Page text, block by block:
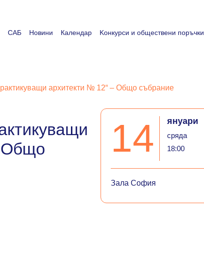
САБ Новини Календар Koнкурси и обществени поръчки
архитекти № 12“ – Общо събрание
Общо
14 януари
сряда
18:00
Зала София